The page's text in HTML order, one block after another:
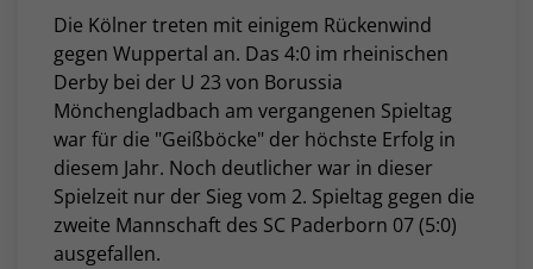
Die Kölner treten mit einigem Rückenwind
gegen Wuppertal an. Das 4:0 im rheinischen
Derby bei der U 23 von Borussia
Mönchengladbach am vergangenen Spieltag
war für die "Geißböcke" der höchste Erfolg in
diesem Jahr. Noch deutlicher war in dieser
Spielzeit nur der Sieg vom 2. Spieltag gegen die
zweite Mannschaft des SC Paderborn 07 (5:0)
ausgefallen.